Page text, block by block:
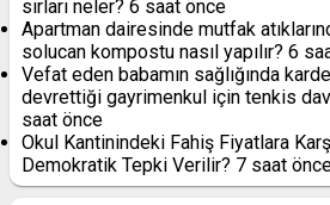
sırları neler? 6 saat önce
Apartman dairesinde mutfak
solucan kompostu nasıl yapılır? 6
Vefat eden babamın sağlığında
devrettiği gayrimenkul için tenkis
saat önce
Okul Kantinindeki Fahiş Fiyatlara
Demokratik Tepki Verilir? 7 saat